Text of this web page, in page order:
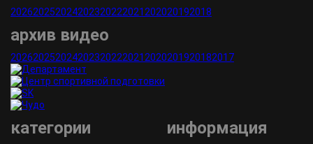
202620252024202320222021 202020192018
архив видео
202620252024202320222021 2020201920182017
категории информация